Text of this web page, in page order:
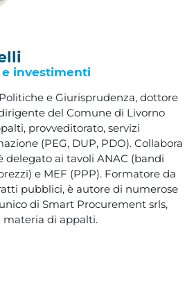
investimenti
e Giurisprudenza, dottore
del Comune di Livorno
provveditorato, servizi
(PEG, DUP, PDO). Collabora
delegato ai tavoli ANAC (bandi
e MEF (PPP). Formatore da
pubblici, è autore di numerose
di Smart Procurement srls,
materia di appalti.